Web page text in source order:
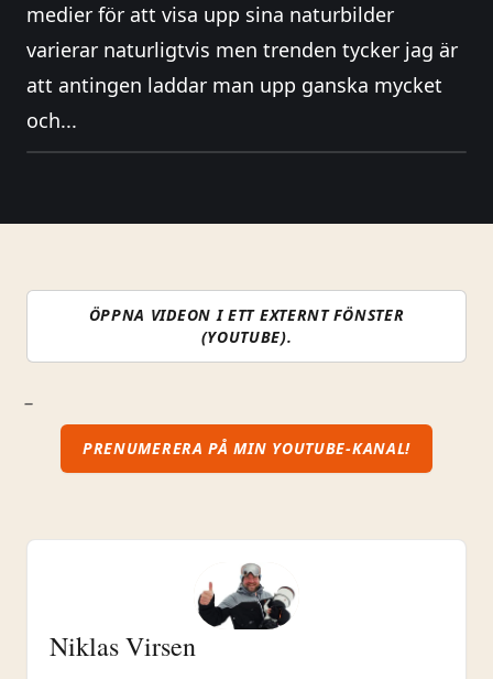
medier för att visa upp sina naturbilder
varierar naturligtvis men trenden tycker jag är
att antingen laddar man upp ganska mycket
och...
ÖPPNA VIDEON I ETT EXTERNT FÖNSTER
(YOUTUBE).
PRENUMERERA PÅ MIN YOUTUBE-KANAL!
Niklas Virsen